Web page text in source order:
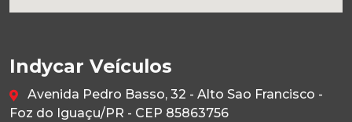
Indycar Veículos
Avenida Pedro Basso, 32 - Alto Sao Francisco -
Foz do Iguaçu/PR - CEP 85863756